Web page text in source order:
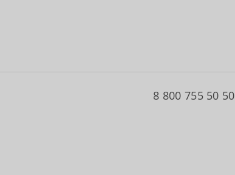
8 800 755 50 50